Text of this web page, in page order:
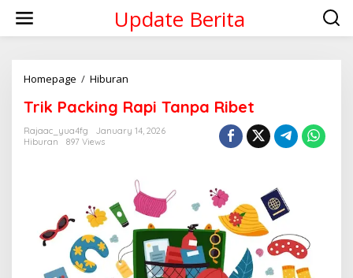
content
Update Berita
Homepage / Hiburan
Rapi
Tanpa
Ribet
Trik Packing Rapi Tanpa Ribet
Rajaac_yua4fg
January 14, 2026
Hiburan
897 Views